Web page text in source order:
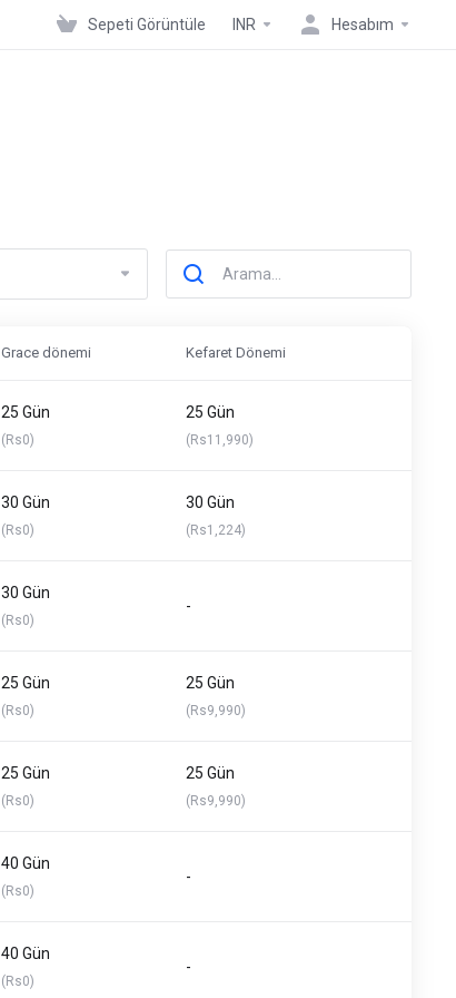
Sepeti Görüntüle INR Hesabım
Grace dönemi Kefaret Dönemi
25 Gün
(Rs0)
25 Gün
(Rs11,990)
30 Gün
(Rs0)
30 Gün
(Rs1,224)
30 Gün
(Rs0)
-
25 Gün
(Rs0)
25 Gün
(Rs9,990)
25 Gün
(Rs0)
25 Gün
(Rs9,990)
40 Gün
(Rs0)
-
40 Gün
(Rs0)
-